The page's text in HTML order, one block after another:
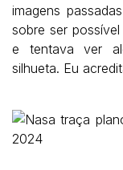
imagens
sobre ser
e tentava ver
silhueta. Eu